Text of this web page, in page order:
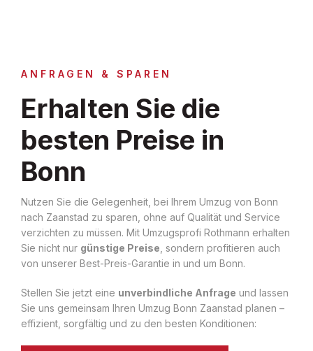
ANFRAGEN & SPAREN
Erhalten Sie die
besten Preise in
Bonn
Nutzen Sie die Gelegenheit, bei Ihrem Umzug von Bonn
nach Zaanstad zu sparen, ohne auf Qualität und Service
verzichten zu müssen. Mit Umzugsprofi Rothmann erhalten
Sie nicht nur günstige Preise , sondern profitieren auch
von unserer Best-Preis-Garantie in und um Bonn.
Stellen Sie jetzt eine unverbindliche Anfrage und lassen
Sie uns gemeinsam Ihren Umzug Bonn Zaanstad planen –
effizient, sorgfältig und zu den besten Konditionen: